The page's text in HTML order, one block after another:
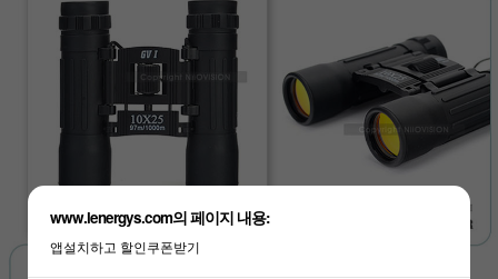
www.lenergys.com의 페이지 내용:
앱설치하고 할인쿠폰받기